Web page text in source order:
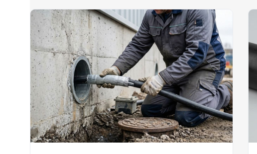
ХЛАДОСТОЙКИЙ
СЕЧЕНИЕ ТПЖ
ОГНЕСТОЙКИЙ Нет
НАЛИЧИЕ ЭКРАНА Нет
БРОНИРОВАННЫЙ Нет
ХЛАДОСТОЙКИЙ
СЕЧЕНИЕ ТПЖ
ОГНЕСТОЙКИЙ
НАЛИЧИЕ ЭКРАНА
БРОНИРОВАННЫЙ